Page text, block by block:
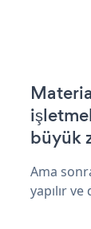
büyük
Ama
yapılır